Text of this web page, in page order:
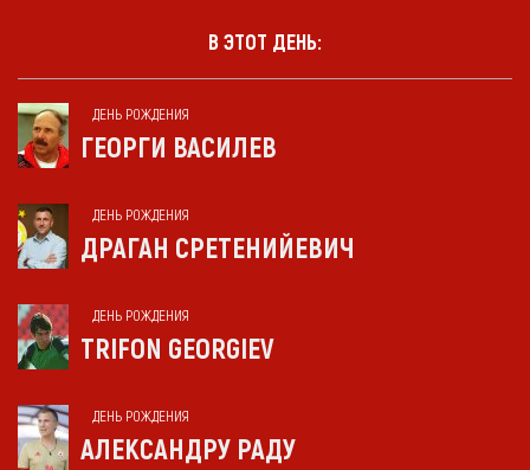
В ЭТОТ ДЕНЬ:
ДЕНЬ РОЖДЕНИЯ
ГЕОРГИ ВАСИЛЕВ
ДЕНЬ РОЖДЕНИЯ
ДРАГАН СРЕТЕНИЙЕВИЧ
ДЕНЬ РОЖДЕНИЯ
TRIFON GEORGIEV
ДЕНЬ РОЖДЕНИЯ
АЛЕКСАНДРУ РАДУ